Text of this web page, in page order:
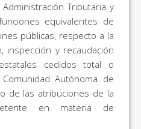
Tributaria y
equivalentes de
públicas, respecto a la
inspección y recaudación
cedidos total o
Autónoma de
de las atribuciones de la
en materia de